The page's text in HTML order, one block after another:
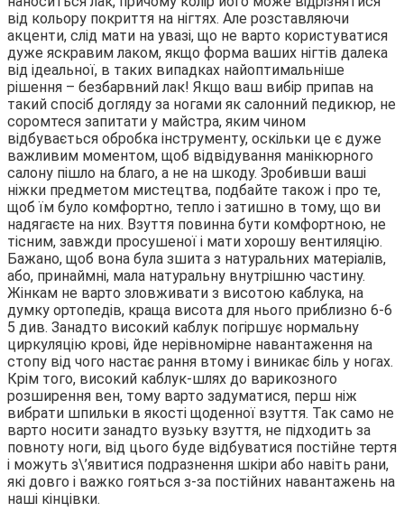
від кольору покриття на нігтях. Але розставляючи
акценти, слід мати на увазі, що не варто користуватися
дуже яскравим лаком, якщо форма ваших нігтів далека
від ідеальної, в таких випадках найоптимальніше
рішення – безбарвний лак! Якщо ваш вибір припав на
такий спосіб догляду за ногами як салонний педикюр, не
соромтеся запитати у майстра, яким чином
відбувається обробка інструменту, оскільки це є дуже
важливим моментом, щоб відвідування манікюрного
салону пішло на благо, а не на шкоду. Зробивши ваші
ніжки предметом мистецтва, подбайте також і про те,
щоб їм було комфортно, тепло і затишно в тому, що ви
надягаєте на них. Взуття повинна бути комфортною, не
тісним, завжди просушеної і мати хорошу вентиляцію.
Бажано, щоб вона була зшита з натуральних матеріалів,
або, принаймні, мала натуральну внутрішню частину.
Жінкам не варто зловживати з висотою каблука, на
думку ортопедів, краща висота для нього приблизно 6-6
5 див. Занадто високий каблук погіршує нормальну
циркуляцію крові, йде нерівномірне навантаження на
стопу від чого настає рання втому і виникає біль у ногах.
Крім того, високий каблук-шлях до варикозного
розширення вен, тому варто задуматися, перш ніж
вибрати шпильки в якості щоденної взуття. Так само не
варто носити занадто вузьку взуття, не підходить за
повноту ноги, від цього буде відбуватися постійне тертя
і можуть з\’явитися подразнення шкіри або навіть рани,
які довго і важко гояться з-за постійних навантажень на
наші кінцівки.